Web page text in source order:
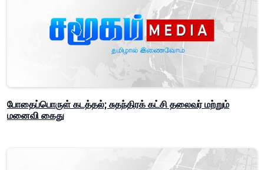
போதைப்பொருள் கடத்தல்; சுதந்திரக் கட்சி தலைவர் மற்றும்
மனைவி கைது